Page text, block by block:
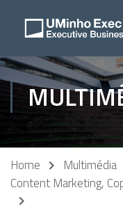
Home
Multimédia
Content Marketing,